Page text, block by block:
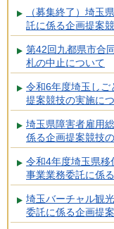
（募集終了）埼玉
託に係る企画提案
第42回九都県市合
札の中止について
令和6年度埼玉し
提案競技の実施に
埼玉県障害者雇用
係る企画提案競技
令和4年度埼玉県
事業業務委託に係
埼玉バーチャル観
委託に係る企画提